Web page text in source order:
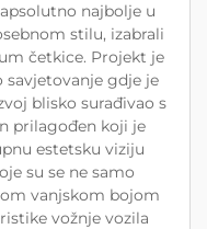
najbolje u
stilu, izabrali
četkice. Projekt je
gdje je
blisko surađivao s
prilagođen koji je
estetsku viziju
su se ne samo
vanjskom bojom
vožnje vozila